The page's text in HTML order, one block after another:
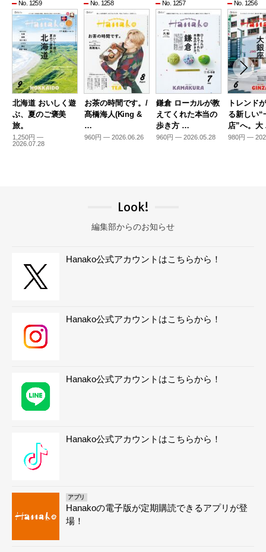
No. 1259
北海道 おいしく遊
ぶ、夏のご褒美
旅。
1,250円 —
2026.07.28
No. 1258
お茶の時間です。/
髙橋海人(King &
…
960円 — 2026.06.26
No. 1257
鎌倉 ローカルが教
えてくれた本当の
歩き方 …
960円 — 2026.05.28
No. 1256
トレンド
る新しい“
店”へ。
980円 —
Look!
編集部からのお知らせ
Hanako公式アカウントはこちらから！
Hanako公式アカウントはこちらから！
Hanako公式アカウントはこちらから！
Hanako公式アカウントはこちらから！
アプリ
Hanakoの電子版が定期購読できるアプリが登
場！